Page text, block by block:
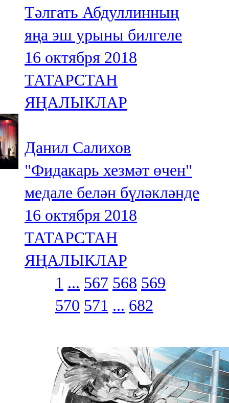
Тәлгать Абдуллинның
яңа эш урыны билгеле
16 октября 2018
ТАТАРСТАН
ЯҢАЛЫКЛАР
Данил Салихов
"Фидакарь хезмәт өчен"
медале белән бүләкләнде
16 октября 2018
ТАТАРСТАН
ЯҢАЛЫКЛАР
1 ... 567 568 569
570 571 ... 682